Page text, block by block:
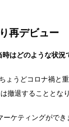
再デビュー
はどのような状況
うどコロナ禍と
撤退することとなり
ケティングがで